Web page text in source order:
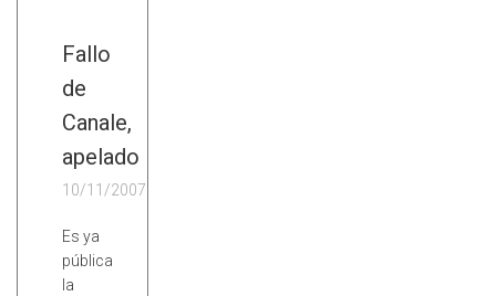
Fallo
de
Canale,
apelado
10/11/2007
Es ya
pública
la